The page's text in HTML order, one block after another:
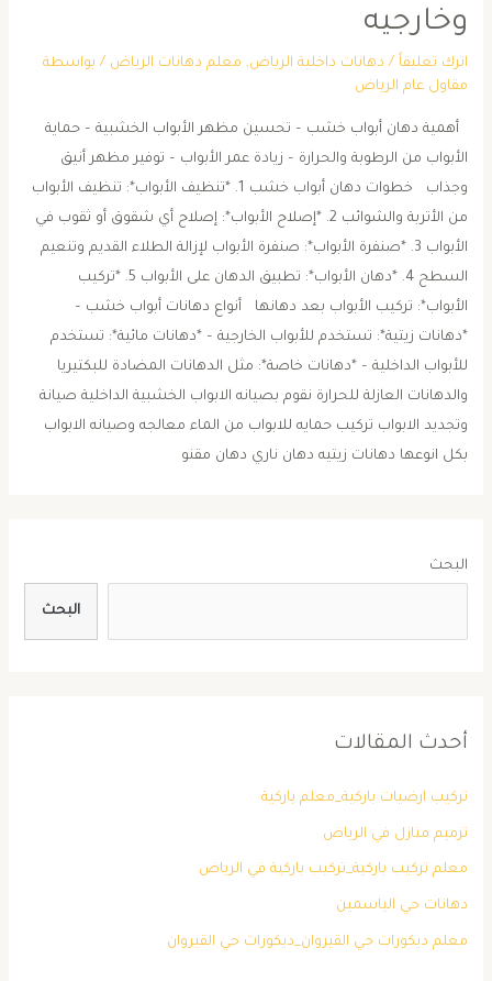
وخارجيه
اترك تعليقاً / دهانات داخلية الرياض, معلم دهانات الرياض / بواسطة
مقاول عام الرياض
أهمية دهان أبواب خشب – تحسين مظهر الأبواب الخشبية – حماية
الأبواب من الرطوبة والحرارة – زيادة عمر الأبواب – توفير مظهر أنيق
وجذاب خطوات دهان أبواب خشب 1. *تنظيف الأبواب*: تنظيف الأبواب
من الأتربة والشوائب 2. *إصلاح الأبواب*: إصلاح أي شقوق أو ثقوب في
الأبواب 3. *صنفرة الأبواب*: صنفرة الأبواب لإزالة الطلاء القديم وتنعيم
السطح 4. *دهان الأبواب*: تطبيق الدهان على الأبواب 5. *تركيب
الأبواب*: تركيب الأبواب بعد دهانها أنواع دهانات أبواب خشب –
*دهانات زيتية*: تستخدم للأبواب الخارجية – *دهانات مائية*: تستخدم
للأبواب الداخلية – *دهانات خاصة*: مثل الدهانات المضادة للبكتيريا
والدهانات العازلة للحرارة نقوم بصيانه الابواب الخشبية الداخلية صيانة
وتجديد الابواب تركيب حمايه للابواب من الماء معالجه وصيانه الابواب
بكل انوعها دهانات زيتيه دهان ناري دهان مقنو
البحث
البحث
أحدث المقالات
تركيب ارضيات باركية_معلم باركية
ترميم منازل في الرياض
معلم تركيب باركية_تركيب باركية في الرياض
دهانات حي الياسمين
معلم ديكورات حي القيروان_ديكورات حي القيروان